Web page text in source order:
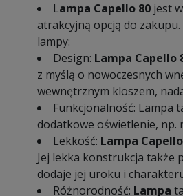
Lampa Capello 80 jest
atrakcyjną opcją do
lampy:
Design: Lampa Capello
z myślą o nowoczesnych
wewnętrznym kloszem,
Funkcjonalność: Lampa
dodatkowe oświetlenie, np.
Lekkość: Lampa
Jej lekka konstrukcja także
dodaje jej uroku i
Różnorodność: Lampa